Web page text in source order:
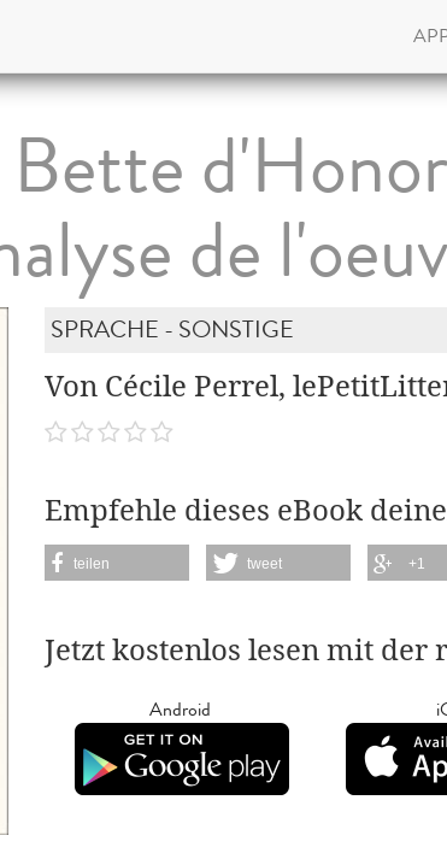
de
SPRACHE - SONSTIGE
Von Cécile Perrel,
Empfehle dieses eBook
teilen tweet +1
Jetzt kostenlos lesen mit der
Android